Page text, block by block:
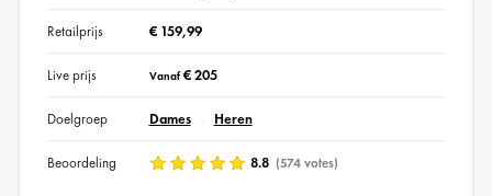
Retailprijs € 159,99
Live prijs Vanaf€ 205
Doelgroep Dames Heren
Beoordeling 8.8 (574 votes)